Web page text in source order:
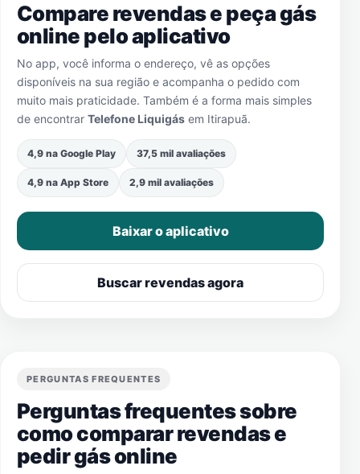
Compare revendas e peça gás
online pelo aplicativo
No app, você informa o endereço, vê as opções
disponíveis na sua região e acompanha o pedido com
muito mais praticidade. Também é a forma mais simples
de encontrar Telefone Liquigás em Itirapuã.
4,9 na Google Play 37,5 mil avaliações
4,9 na App Store 2,9 mil avaliações
Baixar o aplicativo
Buscar revendas agora
PERGUNTAS FREQUENTES
Perguntas frequentes sobre
como comparar revendas e
pedir gás online